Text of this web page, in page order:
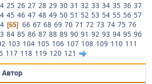
25 26 27 28 29 30 31 32 33 34 35 36 37
45 46 47 48 49 50 51 52 53 54 55 56 57
65 66 67 68 69 70 71 72 73 74 75 76
84 85 86 87 88 89 90 91 92 93 94 95 96
103 104 105 106 107 108 109 110 111
117 118 119 120 121
Автор